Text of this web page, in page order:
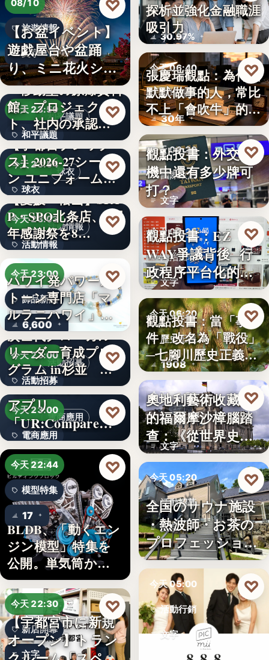
08/10
旅遊情報
文字
【お盆イベント】
遊戯屋台や盆踊
り、ミニ花火ショ
ーなど～夏…
♡
和平議題
今天 23:59
和平議題
86.6
「移動型の原爆資料
館」プロジェク
ト、社内の承認を
経て始動
♡
球衣
今天 23:54
球衣
35%
【宇都宮ブレック
ス】2026-27シーズ
ン ユニフォーム…
♡
活動情報
今天 23:03
活動情報
9
【愛媛・松山】SPA
P・SPO北条店、2周
年感謝祭を8…
♡
今天 23:00
飾品新品
6,600
ハワイ発パワース
トーン専門店「マ
ルラニハワイ」よ
り、海を…
♡
活動招募
今天 23:00
活動招募
5
次世代グローカル
リーダー育成プロ
グラム in杉並 募
集中…
♡
電商應用
今天 23:00
電商應用
文字
【海外向け】EC
アプリ
「UR:Compare
＆…
♡
今天 22:44
模型特集
17
BLDB、「動くエン
ジン模型」特集を
公開。単気筒から
V8…
♡
今天 22:30
新店開幕
文字
【宇都宮市に新規
オープン】トラン
♡
金融職涯
30.97%
探析並強化金融職涯
吸引力
今天 06:40
職場觀察
30年
張慶瑞觀點：為什麼
默默做事的人，常比
不上「會吹牛」的人
？
♡
今天 06:30
國際政治
文字
觀點投書：外交危
機中還有多少牌可
打？
♡
今天 06:25
法治治理
文字
觀點投書：EZ
WAY爭議背後─行
政程序平台化的法
治缺口
♡
今天 06:20
歷史正義
1908
觀點投書：當「事
件」改名為「戰役」
─七腳川歷史正義不
能停…
♡
今天 06:00
樟腦史
文字
奧地利藝術收藏家
的福爾摩沙樟腦踏
查：《從世界史看
德意志帝…
♡
今天 05:20
活動招募
文字
全国のサウナ施設
・熱波師・お茶の
プロフェッショナ
ル募集！…
♡
今天 05:00
活動行銷
文字
♡